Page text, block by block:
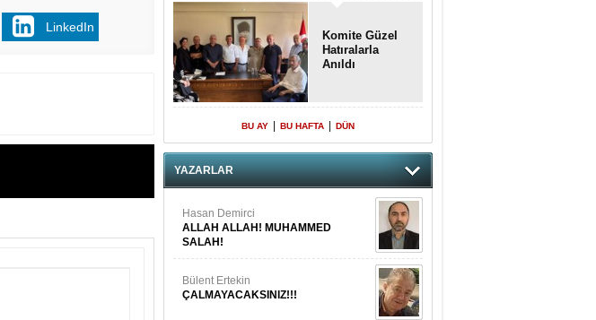
LinkedIn
Komite Güzel
Hatıralarla
Anıldı
BU AY BU HAFTA DÜN
YAZARLAR
Hasan Demirci
ALLAH ALLAH! MUHAMMED
SALAH!
Bülent Ertekin
ÇALMAYACAKSINIZ!!!